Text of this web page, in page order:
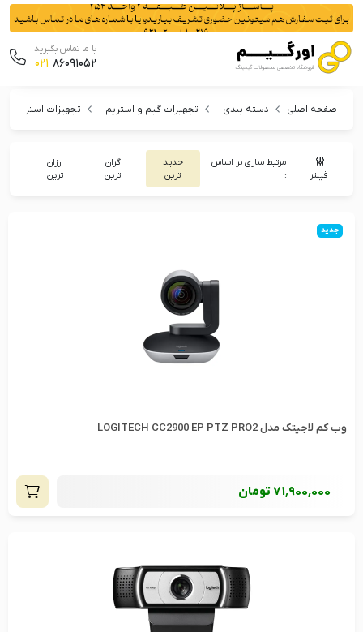
با ما تماس بگیرید
021 86091052
صفحه اصلی دسته بندی تجهیزات گیم و استریم تجهیزات استریم
فیلتر
مرتبط سازی بر اساس
:
جدید
ترین
گران
ترین
ارزان
ترین
جدید
وب کم لاجیتک مدل LOGITECH CC2900 EP PTZ PRO2
71٬900٬000تومان